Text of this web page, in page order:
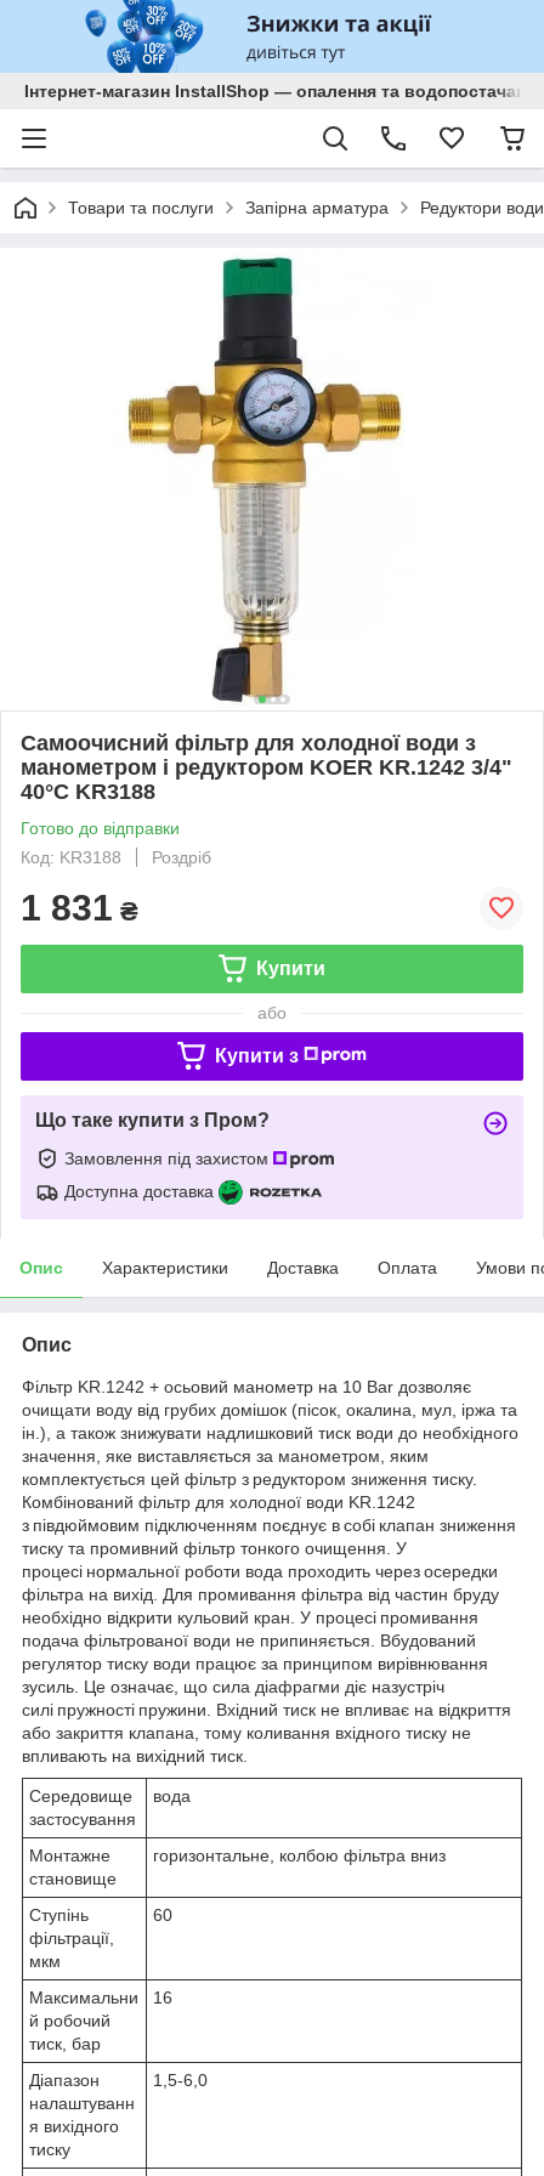
Інтернет-магазин InstallShop — опалення та водопостачання
Товари та послуги Запірна арматура Редуктори води
Самоочисний фільтр для холодної води з
манометром і редуктором KOER KR.1242 3/4"
40°С KR3188
Готово до відправки
Код: KR3188
Роздріб
1 831 ₴
Купити
або
Купити з
Що таке купити з Пром?
Замовлення під захистом
Доступна доставка
Опис Характеристики Доставка Оплата Умови
Опис
Фільтр KR.1242 + осьовий манометр на 10 Bar дозволяє
очищати воду від грубих домішок (пісок, окалина, мул, іржа та
ін.), а також знижувати надлишковий тиск води до необхідного
значення, яке виставляється за манометром, яким
комплектується цей фільтр з редуктором зниження тиску.
Комбінований фільтр для холодної води KR.1242
з півдюймовим підключенням поєднує в собі клапан зниження
тиску та промивний фільтр тонкого очищення. У
процесі нормальної роботи вода проходить через осередки
фільтра на вихід. Для промивання фільтра від частин бруду
необхідно відкрити кульовий кран. У процесі промивання
подача фільтрованої води не припиняється. Вбудований
регулятор тиску води працює за принципом вирівнювання
зусиль. Це означає, що сила діафрагми діє назустріч
силі пружності пружини. Вхідний тиск не впливає на відкриття
або закриття клапана, тому коливання вхідного тиску не
впливають на вихідний тиск.
Середовище
застосування
вода
Монтажне
становище
горизонтальне, колбою фільтра вниз
Ступінь
фільтрації,
мкм
60
Максимальни
й робочий
тиск, бар
16
Діапазон
налаштуванн
я вихідного
тиску
1,5-6,0